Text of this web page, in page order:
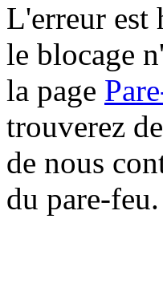
L'erreur est
le blocage
la page
trouverez
de nous
du pare-feu.